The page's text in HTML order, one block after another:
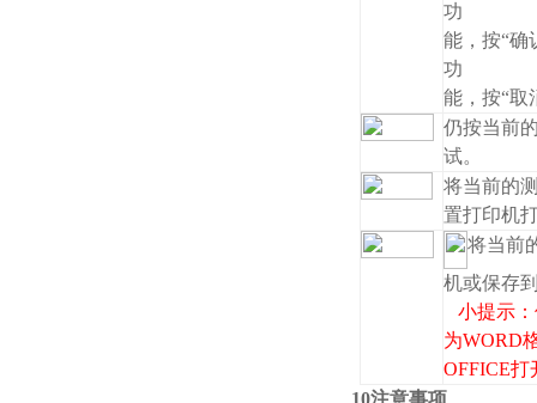
功
能，按“确
功
能，按“取
仍按当前
试。
将当前的
置打印机
将当前
机或保存
小提示：
为WORD
OFFICE
10注意事项